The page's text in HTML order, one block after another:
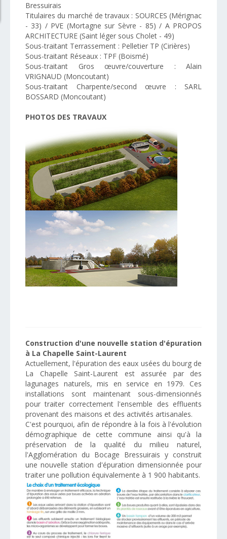
Bressuirais
Titulaires du marché de travaux : SOURCES (Mérignac
- 33) / PVE (Mortagne sur Sèvre - 85) / A PROPOS
ARCHITECTURE (Saint léger sous Cholet - 49)
Sous-traitant Terrassement : Pelletier TP (Cirières)
Sous-traitant Réseaux : TPF (Boismé)
Sous-traitant Gros œuvre/couverture : Alain
VRIGNAUD (Moncoutant)
Sous-traitant Charpente/second œuvre : SARL
BOSSARD (Moncoutant)
PHOTOS DES TRAVAUX
Construction d'une nouvelle station d'épuration
à La Chapelle Saint-Laurent
Actuellement, l'épuration des eaux usées du bourg de
La Chapelle Saint-Laurent est assurée par des
lagunages naturels, mis en service en 1979. Ces
installations sont maintenant sous-dimensionnés
pour traiter correctement l'ensemble des effluents
provenant des maisons et des activités artisanales.
C'est pourquoi, afin de répondre à la fois à l'évolution
démographique de cette commune ainsi qu'à la
préservation de la qualité du milieu naturel,
l'Agglomération du Bocage Bressuirais y construit
une nouvelle station d'épuration dimensionnée pour
traiter une pollution équivalemente à 1 900 habitants.